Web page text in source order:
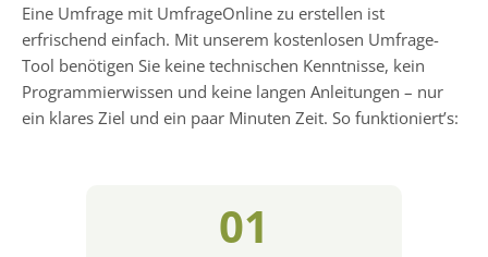
Eine Umfrage mit UmfrageOnline zu erstellen ist
erfrischend einfach. Mit unserem kostenlosen Umfrage-
Tool benötigen Sie keine technischen Kenntnisse, kein
Programmierwissen und keine langen Anleitungen – nur
ein klares Ziel und ein paar Minuten Zeit. So funktioniert’s:
01